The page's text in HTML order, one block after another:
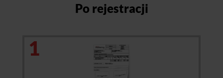
Po rejestracji
1